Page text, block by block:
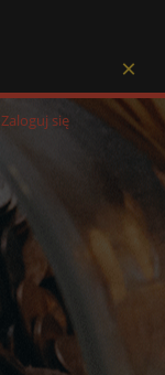
×
Zaloguj się